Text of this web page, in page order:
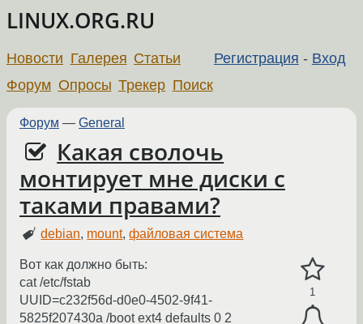
LINUX.ORG.RU
Регистрация - Вход
Новости Галерея Статьи
Форум Опросы Трекер Поиск
Форум — General
Какая сволочь
монтирует мне диски с
таками правами?
debian, mount,файловая система
1
Вот как должно быть:
cat /etc/fstab
UUID=c232f56d-d0e0-4502-9f41-
5825f207430a /boot ext4 defaults 0 2